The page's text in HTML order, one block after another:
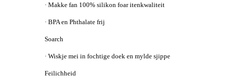
· Makke fan 100% silikon foar itenkwaliteit
· BPA en Phthalate frij
Soarch
· Wiskje mei in fochtige doek en mylde sjippe
Feilichheid